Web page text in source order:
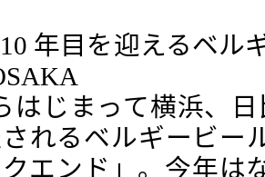
10 年目を迎えるベル
はじまって横浜、
れるベルギービー
エンド」。今年は